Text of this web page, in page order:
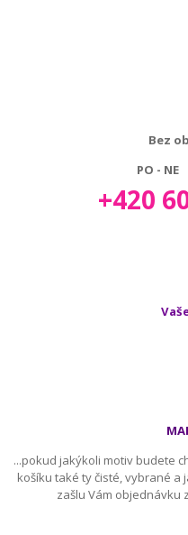
Bez
PO -
+420
...pokud jakýkoli motiv budete
košíku také ty čisté, vybrané a
zašlu Vám objednávku